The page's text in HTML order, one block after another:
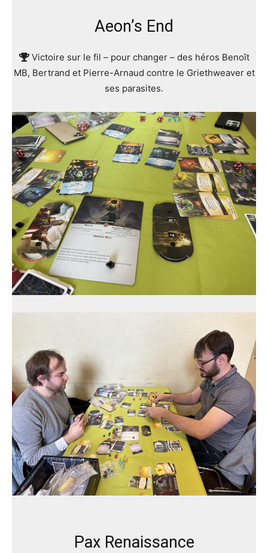
Aeon’s End
Victoire sur le fil – pour changer – des héros Benoît
MB, Bertrand et Pierre-Arnaud contre le Griethweaver et
ses parasites.
Pax Renaissance